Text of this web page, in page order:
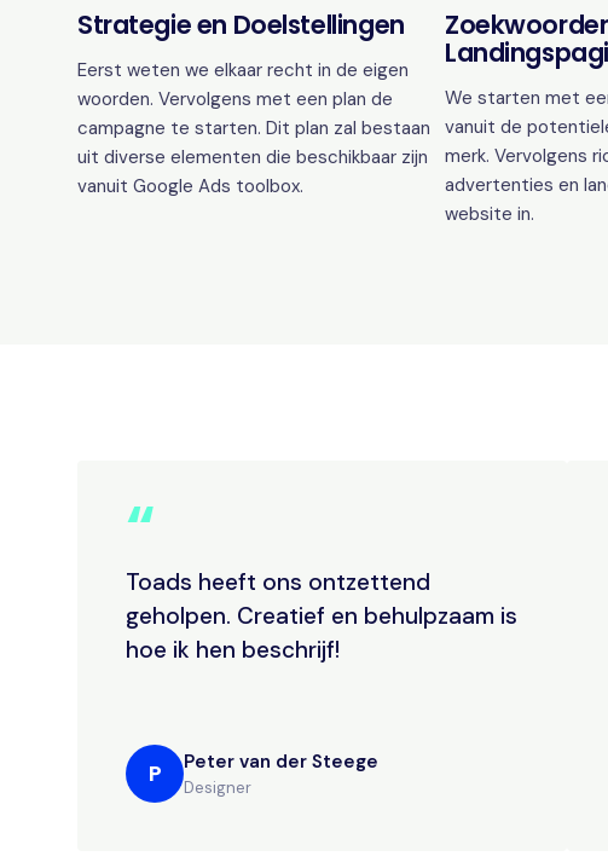
Strategie en Doelstellingen
Eerst weten we elkaar recht in de eigen
woorden. Vervolgens met een plan de
campagne te starten. Dit plan zal bestaan
uit diverse elementen die beschikbaar zijn
vanuit Google Ads toolbox.
We starten met
vanuit de
merk. Vervolgens
advertenties en
website in.
“
Toads heeft ons ontzettend
geholpen. Creatief en behulpzaam is
hoe ik hen beschrijf!
P Peter van der Steege
Designer